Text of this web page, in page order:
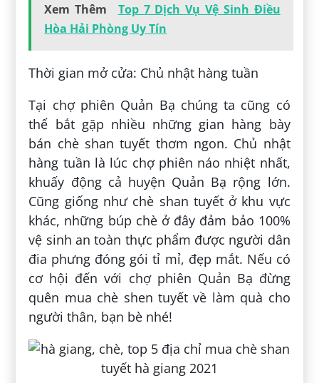
Xem Thêm
Top 7 Dịch Vụ Vệ Sinh Điều
Hòa Hải Phòng Uy Tín
Thời gian mở cửa: Chủ nhật hàng tuần
Tại chợ phiên Quản Bạ chúng ta cũng có
thể bắt gặp nhiều những gian hàng bày
bán chè shan tuyết thơm ngon. Chủ nhật
hàng tuần là lúc chợ phiên náo nhiệt nhất,
khuấy động cả huyện Quản Bạ rộng lớn.
Cũng giống như chè shan tuyết ở khu vực
khác, những búp chè ở đây đảm bảo 100%
vệ sinh an toàn thực phẩm được người dân
đia phưng đóng gói tỉ mỉ, đẹp mắt. Nếu có
cơ hội đến với chợ phiên Quản Bạ đừng
quên mua chè shen tuyết về làm quà cho
người thân, bạn bè nhé!